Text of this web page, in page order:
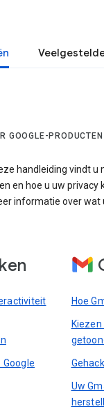
GOOGLE-PRODUCTEN
handleiding vindt
en hoe u uw privacy
informatie over
Hoe
Uw